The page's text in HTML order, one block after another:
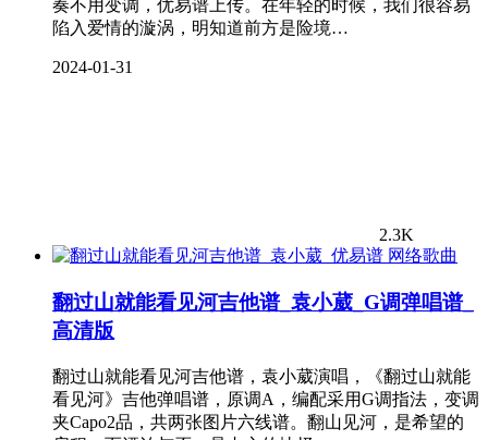
奏不用变调，优易谱上传。在年轻的时候，我们很容易
陷入爱情的漩涡，明知道前方是险境…
2024-01-31
2.3K
网络歌曲
翻过山就能看见河吉他谱_袁小葳_G调弹唱谱_
高清版
翻过山就能看见河吉他谱，袁小葳演唱，《翻过山就能
看见河》吉他弹唱谱，原调A，编配采用G调指法，变调
夹Capo2品，共两张图片六线谱。翻山见河，是希望的